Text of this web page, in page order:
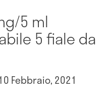
5 ml
5 fiale da
Febbraio, 2021